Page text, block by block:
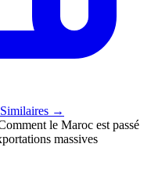
Similaires →